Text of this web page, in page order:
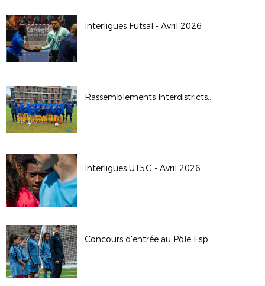
Interligues Futsal - Avril 2026
Rassemblements Interdistricts U14G - Avr. 2026
Interligues U15G - Avril 2026
Concours d'entrée au Pôle Espoirs - 2026